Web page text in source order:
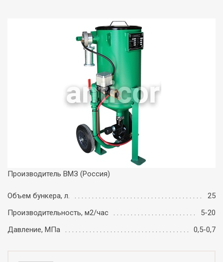
Производитель ВМЗ (Россия)
Объем бункера, л.
25
Производительность, м2/час
5-20
Давление, МПа
0,5-0,7